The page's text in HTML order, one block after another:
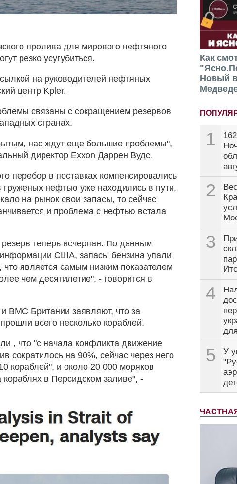
Как
Новый
1
2
3
4
5
У
пролива для мирового нефтяного
резко усугубиться.
на руководителей нефтяных
центр Kpler.
связаны с сокращением резервов
странах.
нас ждут еще большие проблемы",
директор Exxon Даррен Вудс.
перебор в поставках компенсировались
груженых нефтью уже находились в пути,
на рынок свои запасы, то сейчас
и проблема с нефтью встала
резерв теперь исчерпан. По данным
информации США, запасы бензина упали
является самым низким показателем
чем десятилетие", - говорится в
ВМС Британии заявляют, что за
всего несколько кораблей.
, что "с начала конфликта движение
сократилось на 90%, сейчас через него
кораблей", и около 20 000 моряков
кораблях в Персидском заливе", -